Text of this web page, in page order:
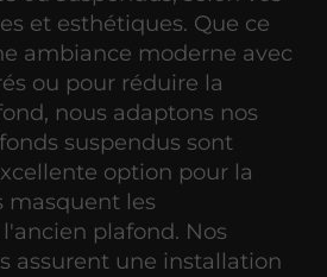
et esthétiques. Que ce
ambiance moderne avec
ou pour réduire la
nous adaptons nos
suspendus sont
option pour la
masquent les
plafond. Nos
assurent une installation